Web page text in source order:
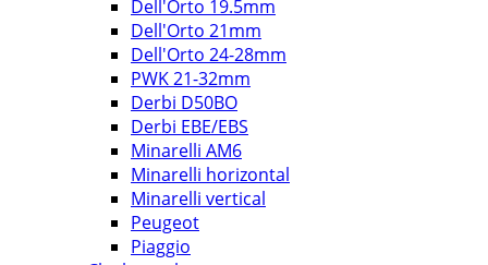
Dell'Orto 19.5mm
Dell'Orto 21mm
Dell'Orto 24-28mm
PWK 21-32mm
Derbi D50BO
Derbi EBE/EBS
Minarelli AM6
Minarelli horizontal
Minarelli vertical
Peugeot
Piaggio